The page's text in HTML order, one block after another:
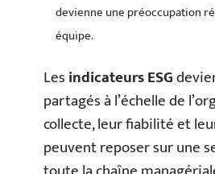
devienne une préoccupation
équipe.
Lesindicateurs ESG
partagés à l’échelle de
collecte, leur fiabilité et
peuvent reposer sur une